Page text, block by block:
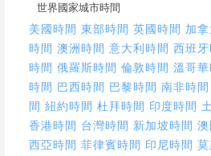
世界國家城市時間
美國時間 東部時間 英國時間 加
時間 澳洲時間 意大利時間 西班
時間 俄羅斯時間 倫敦時間 溫哥
時間 巴西時間 巴黎時間 南非時間
間 紐約時間 杜拜時間 印度時間
香港時間 台灣時間 新加坡時間
西亞時間 菲律賓時間 印尼時間